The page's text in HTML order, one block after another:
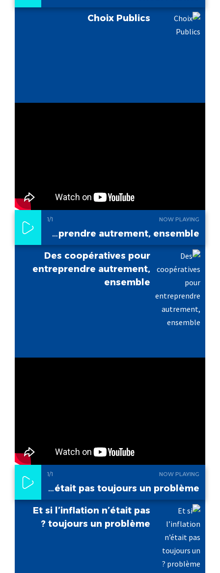
Choix Publics
NOW PLAYING
1/1
Des coopératives pour entreprendre autrement, ensemble
Des coopératives pour
entreprendre autrement,
ensemble
NOW PLAYING
1/1
Et si l’inflation n’était pas toujours un problème ?
Et si l’inflation n’était pas
toujours un problème ?